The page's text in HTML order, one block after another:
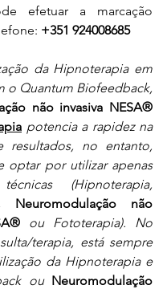
efetuar a marcação
+351 924008685
da Hipnoterapia em
não invasiva
potencia a rapidez na
resultados, no entanto,
optar por utilizar apenas
(Hipnoterapia,
Neuromodulação não
ou Fototerapia). No
terapia, está sempre
da Hipnoterapia e
ou Neuromodulação